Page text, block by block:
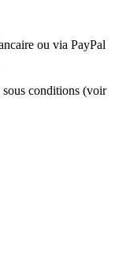
ou via PayPal
sous conditions (voir